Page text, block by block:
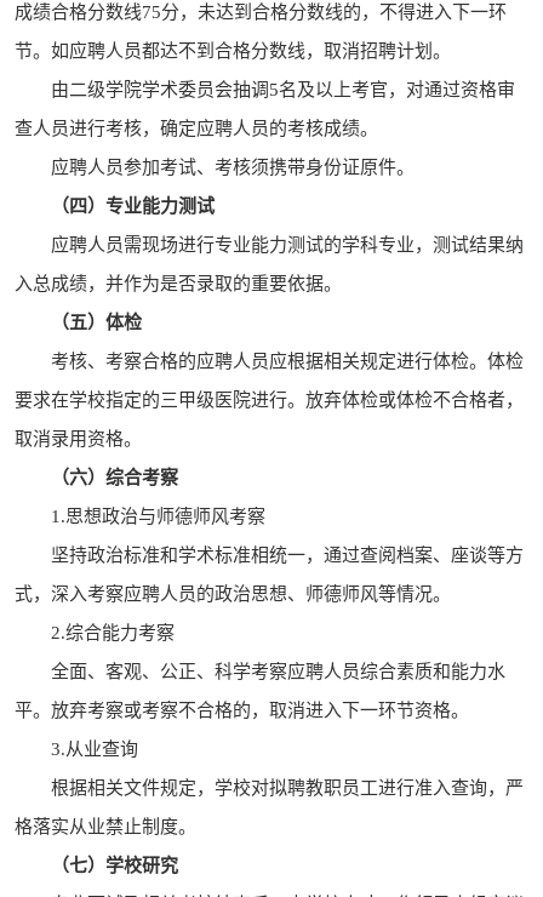
成绩合格分数线75分，未达到合格分数线的，不得进入下一环
节。如应聘人员都达不到合格分数线，取消招聘计划。
由二级学院学术委员会抽调5名及以上考官，对通过资格审
查人员进行考核，确定应聘人员的考核成绩。
应聘人员参加考试、考核须携带身份证原件。
（四）专业能力测试
应聘人员需现场进行专业能力测试的学科专业，测试结果纳
入总成绩，并作为是否录取的重要依据。
（五）体检
考核、考察合格的应聘人员应根据相关规定进行体检。体检
要求在学校指定的三甲级医院进行。放弃体检或体检不合格者，
取消录用资格。
（六）综合考察
1.思想政治与师德师风考察
坚持政治标准和学术标准相统一，通过查阅档案、座谈等方
式，深入考察应聘人员的政治思想、师德师风等情况。
2.综合能力考察
全面、客观、公正、科学考察应聘人员综合素质和能力水
平。放弃考察或考察不合格的，取消进入下一环节资格。
3.从业查询
根据相关文件规定，学校对拟聘教职员工进行准入查询，严
格落实从业禁止制度。
（七）学校研究